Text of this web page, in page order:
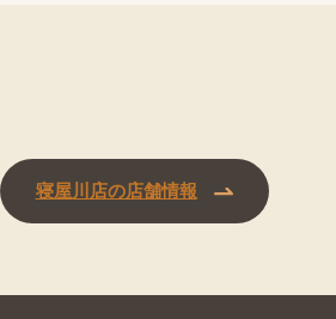
寝屋川店の店舗情報